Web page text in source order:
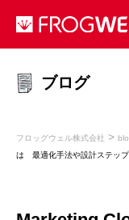
ブログ
フロッグウェル株式会社 >
は 最適化手法や設計ステッ